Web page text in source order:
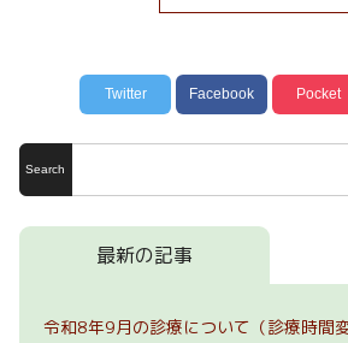
Twitter Facebook Pocket
Search
最新の記事
令和8年9月の診療について（診療時間